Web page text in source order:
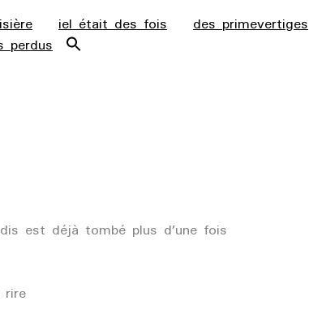
iel était des fois des primevertiges
perdus
est déjà tombé plus d’une fois